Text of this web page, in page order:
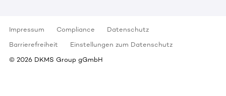
Impressum Compliance
Datenschutz
Barrierefreiheit
Einstellungen zum Datenschutz
© 2026 DKMS Group gGmbH